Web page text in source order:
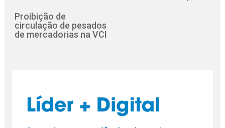
Proibição de
circulação de pesados
de mercadorias na VCI